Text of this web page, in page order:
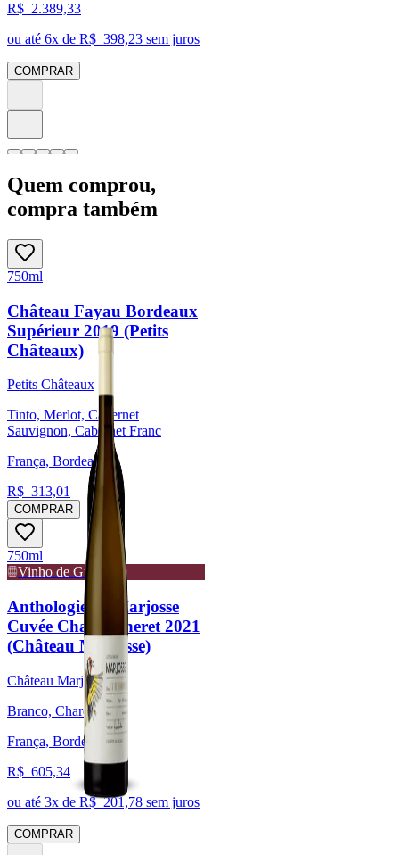
R$ 2.389,33
ou até 6x de R$ 398,23 sem juros
COMPRAR
Quem comprou,
compra também
750ml
Château Fayau Bordeaux
Supérieur 2019 (Petits
Châteaux)
Petits Châteaux
Tinto, Merlot, Cabernet
Sauvignon, Cabernet Franc
França, Bordeaux
R$ 313,01
COMPRAR
750ml
Vinho de Guarda
Anthologie de Marjosse
Cuvée Chardonneret 2021
(Château Marjosse)
Château Marjosse
Branco, Chardonnay
França, Bordeaux
R$ 605,34
ou até 3x de R$ 201,78 sem juros
COMPRAR